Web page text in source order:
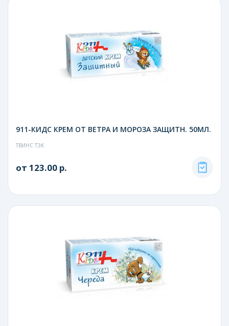
911-КИДС КРЕМ ОТ ВЕТРА И МОРОЗА ЗАЩИТН. 50МЛ.
ТВИНС ТЭК
от 123.00 р.